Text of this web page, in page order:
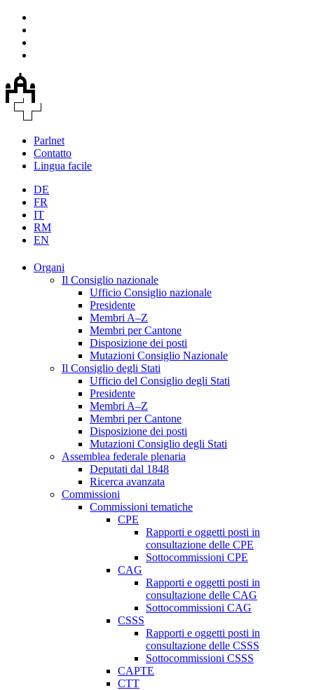
Parlnet
Contatto
Lingua facile
DE
FR
IT
RM
EN
Organi
Il Consiglio nazionale
Ufficio Consiglio nazionale
Presidente
Membri A–Z
Membri per Cantone
Disposizione dei posti
Mutazioni Consiglio Nazionale
Il Consiglio degli Stati
Ufficio del Consiglio degli Stati
Presidente
Membri A–Z
Membri per Cantone
Disposizione dei posti
Mutazioni Consiglio degli Stati
Assemblea federale plenaria
Deputati dal 1848
Ricerca avanzata
Commissioni
Commissioni tematiche
CPE
Rapporti e oggetti posti in
consultazione delle CPE
Sottocommissioni CPE
CAG
Rapporti e oggetti posti in
consultazione delle CAG
Sottocommissioni CAG
CSSS
Rapporti e oggetti posti in
consultazione delle CSSS
Sottocommissioni CSSS
CAPTE
CTT